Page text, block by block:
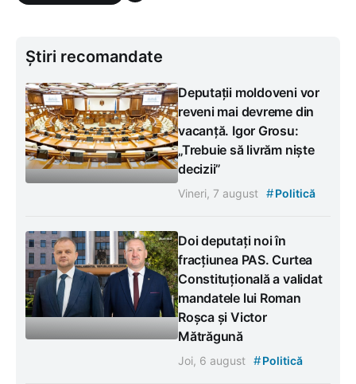
Știri recomandate
Deputații moldoveni vor
reveni mai devreme din
vacanță. Igor Grosu:
„Trebuie să livrăm niște
decizii”
Vineri, 7 august #Politică
Doi deputați noi în
fracțiunea PAS. Curtea
Constituțională a validat
mandatele lui Roman
Roșca și Victor
Mătrăgună
Joi, 6 august #Politică